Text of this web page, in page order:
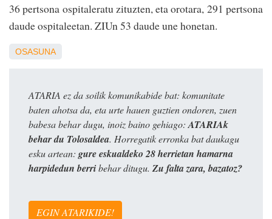
36 pertsona ospitaleratu zituzten, eta orotara, 291 pertsona
daude ospitaleetan. ZIUn 53 daude une honetan.
OSASUNA
ATARIA ez da soilik komunikabide bat: komunitate
baten ahotsa da, eta urte hauen guztien ondoren, zuen
babesa behar dugu, inoiz baino gehiago:ATARIAk
behar du Tolosaldea. Horregatik erronka bat daukagu
esku artean: gure eskualdeko 28 herrietan hamarna
harpidedun berribehar ditugu. Zu falta zara, bazatoz?
EGIN ATARIKIDE!